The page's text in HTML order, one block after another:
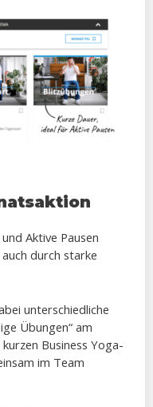
Aktive Pausen
auch durch starke
unterschiedliche
Übungen“ am
Business Yoga-
im Team